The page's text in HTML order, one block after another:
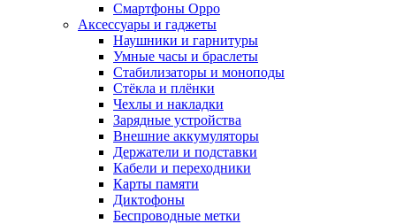
Смартфоны Oppo
Аксессуары и гаджеты
Наушники и гарнитуры
Умные часы и браслеты
Стабилизаторы и моноподы
Стёкла и плёнки
Чехлы и накладки
Зарядные устройства
Внешние аккумуляторы
Держатели и подставки
Кабели и переходники
Карты памяти
Диктофоны
Беспроводные метки